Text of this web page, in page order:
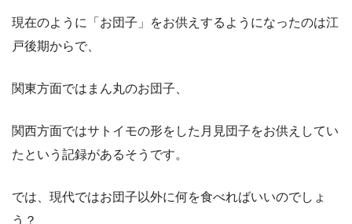
現在のように「お団子」をお供えするようになったのは江
戸後期からで、
関東方面ではまん丸のお団子、
関西方面ではサトイモの形をした月見団子をお供えしてい
たという記録があるそうです。
では、 現代ではお団子以外に何を食べればいいのでしょ
う？